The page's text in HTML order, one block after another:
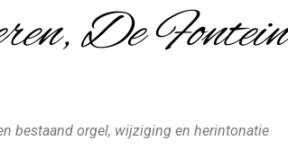
De Fontein
bestaand orgel, wijziging en herintonatie